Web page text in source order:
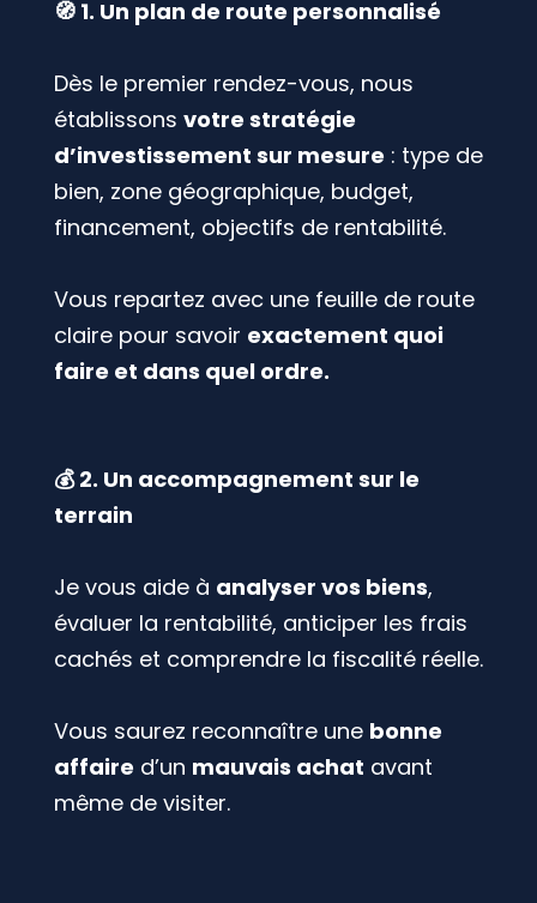
🧭 1. Un plan de route personnalisé
Dès le premier rendez-vous, nous
établissons votre stratégie
d’investissement sur mesure : type de
bien, zone géographique, budget,
financement, objectifs de rentabilité.
Vous repartez avec une feuille de route
claire pour savoir exactement quoi
faire et dans quel ordre.
💰 2. Un accompagnement sur le
terrain
Je vous aide à analyser vos biens,
évaluer la rentabilité, anticiper les frais
cachés et comprendre la fiscalité réelle.
Vous saurez reconnaître une bonne
affaire d’un mauvais achat avant
même de visiter.